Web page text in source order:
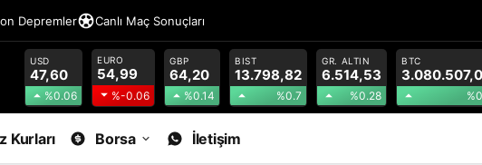
Depremler Canlı Maç Sonuçları
USD
47,60
%0.06
EURO
54,99
%-0.06
GBP
64,20
%0.14
BIST
13.798,82
%0.7
GR. ALTIN
6.514,53
%0.28
BTC
Kurları Borsa İletişim